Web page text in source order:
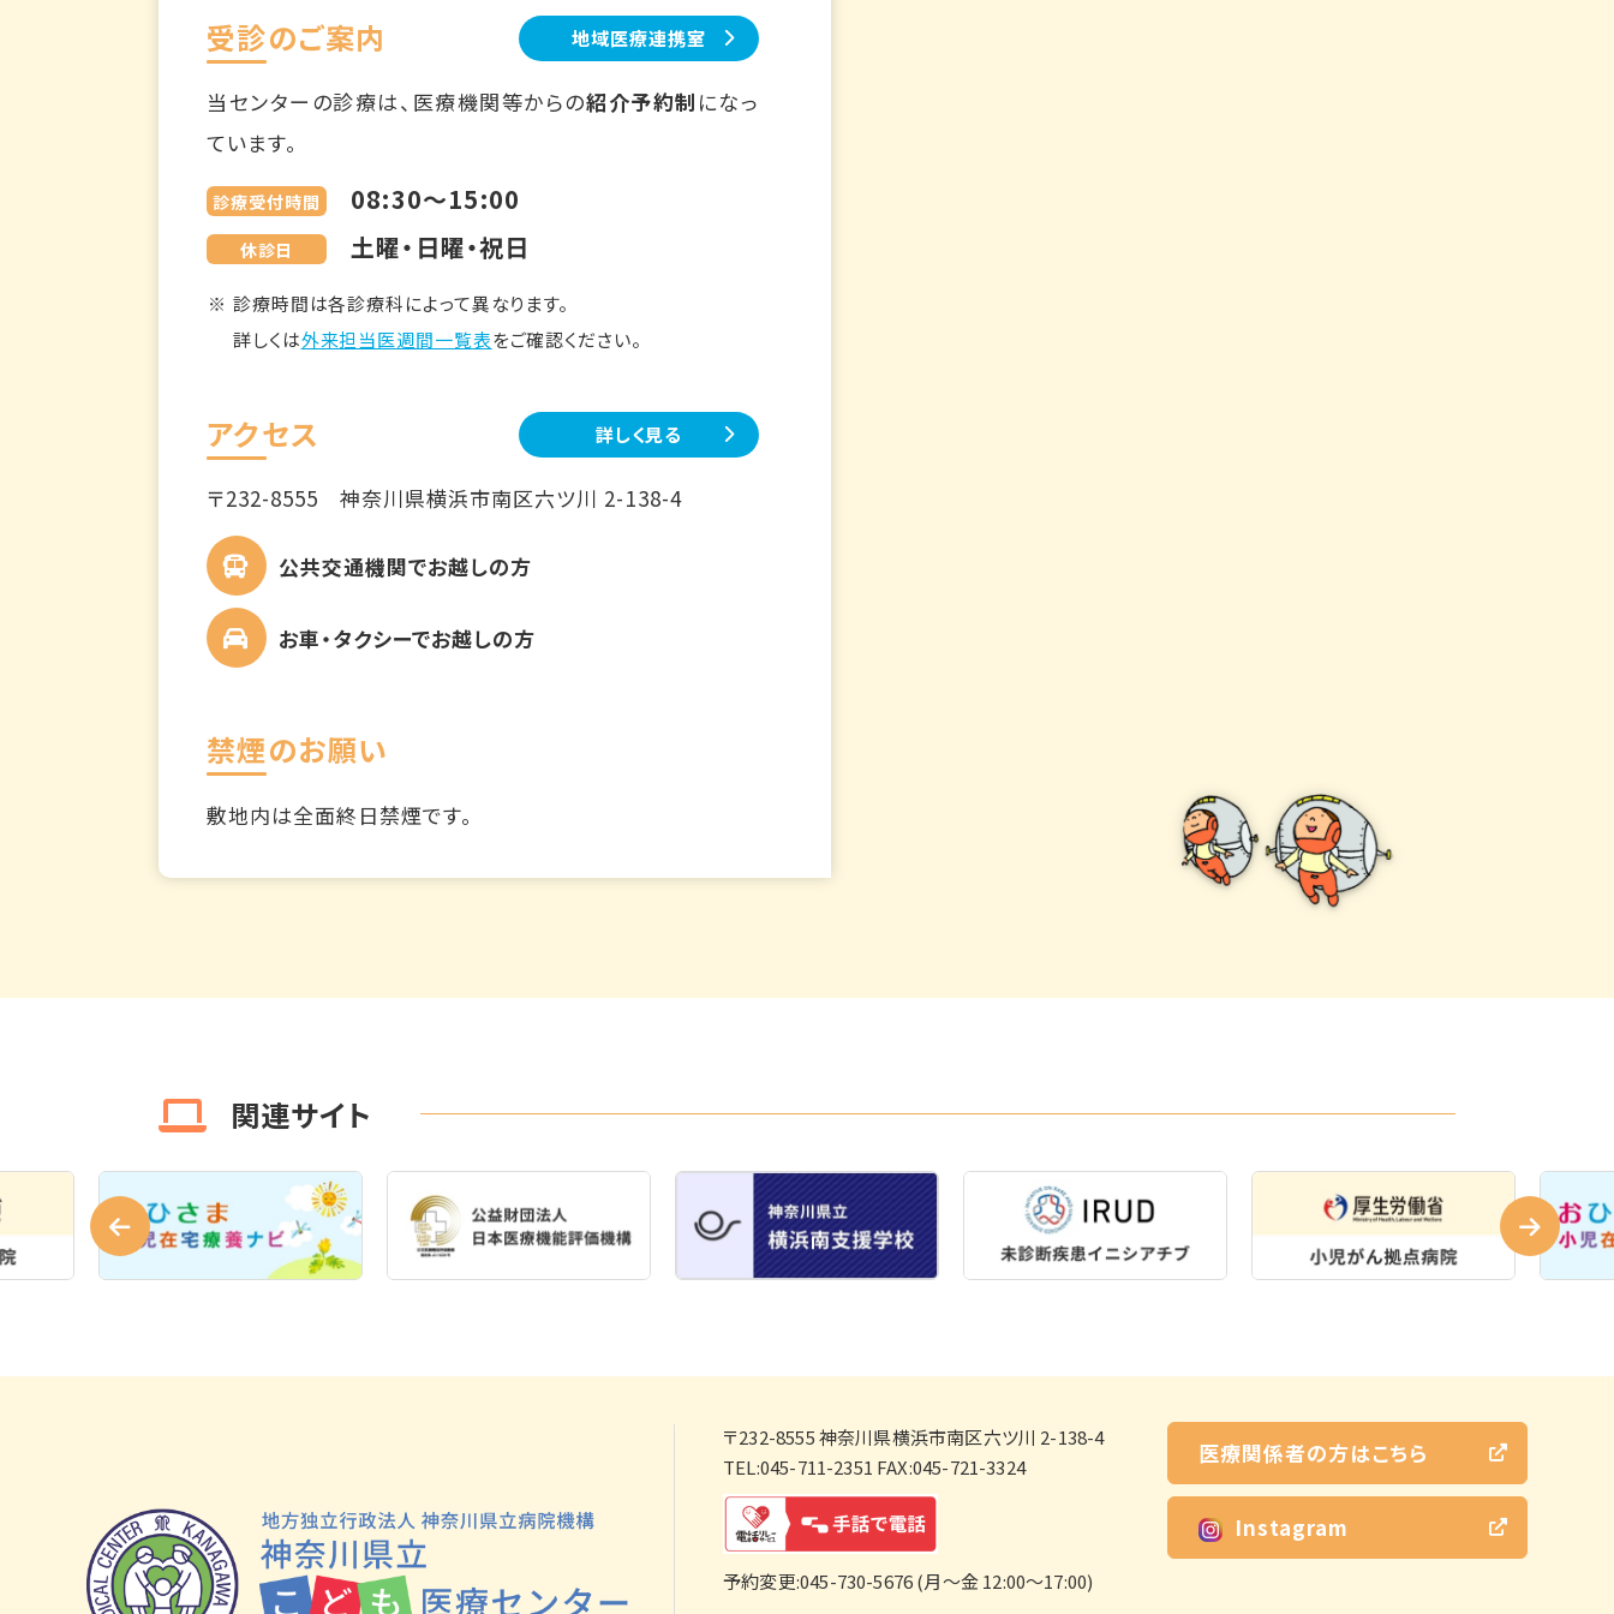
受診のご案内 地域医療連携室
当センターの診療は、医療機関等からの紹介予約制 になっ
ています。
診療受付時間 08:30～15:00
休診日 土曜・日曜・祝日
診療時間は各診療科によって異なります。
詳しくは外来担当医週間一覧表をご確認ください。
アクセス 詳しく見る
〒232-8555神奈川県横浜市南区六ツ川 2-138-4
公共交通機関でお越しの方
お車・タクシーでお越しの方
禁煙のお願い
敷地内は全面終日禁煙です。
関連サイト
〒232-8555神奈川県横浜市南区六ツ川 2-138-4
TEL:045-711-2351 FAX:045-721-3324
予約変更:045-730-5676 (月～金 12:00～17:00)
医療関係者の方はこちら
Instagram